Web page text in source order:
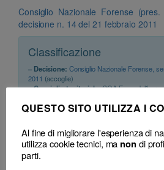
Consiglio Nazionale Forense
decisione n. 14 del 21 febbraio 2011
Classificazione
– Decisione: Consiglio Nazionale Forense,
2011 (accoglie)
– Consiglio territoriale:COA Enna, delibera
QUESTO SITO UTILIZZA I
Al fine di migliorare l'esperienza di
utilizza cookie tecnici, ma non di
parti.